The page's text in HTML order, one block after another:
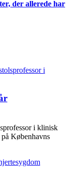
der allerede har
i klinisk
Københavns